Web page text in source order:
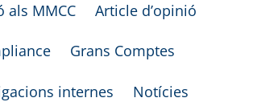
als MMCC Article d’opinió
Grans Comptes
internes Notícies